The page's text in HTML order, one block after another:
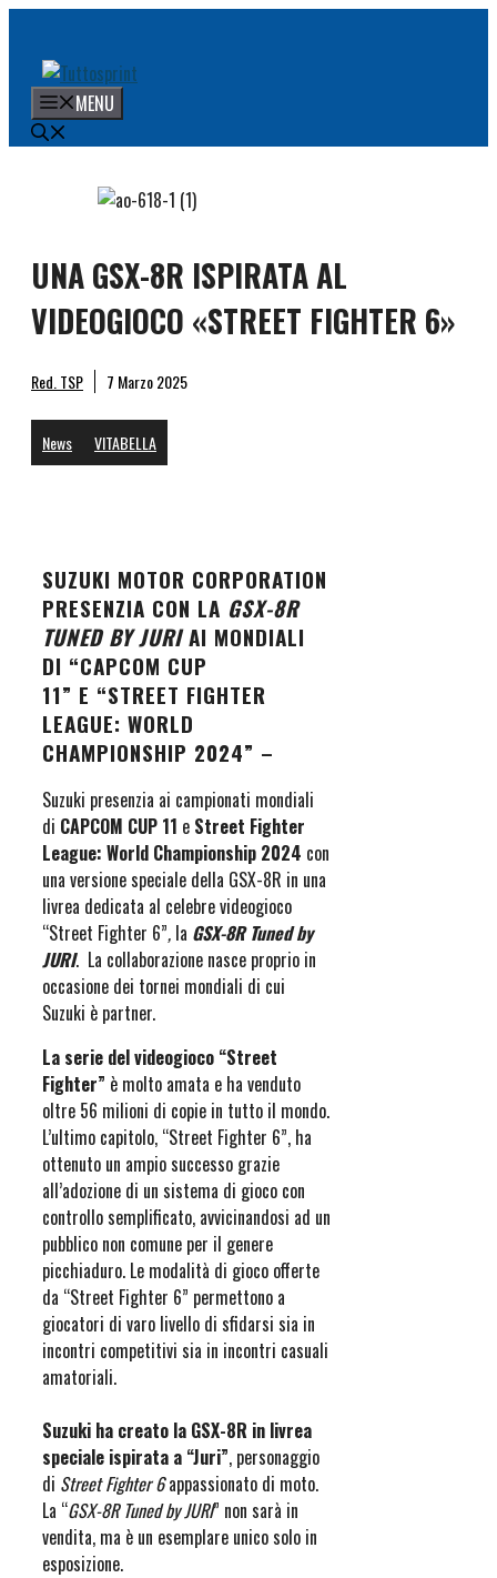
contenuto
MENU
UNA GSX-8R ISPIRATA AL
VIDEOGIOCO «STREET FIGHTER 6»
Red. TSP 7 Marzo 2025
News VITABELLA
SUZUKI MOTOR CORPORATION
PRESENZIA CON LA GSX-8R
TUNED BY JURIAI MONDIALI
DI “CAPCOM CUP
11” E “STREET FIGHTER
LEAGUE: WORLD
CHAMPIONSHIP 2024” –
Suzuki presenzia ai campionati mondiali
di CAPCOM CUP 11 e Street Fighter
League: World Championship 2024 con
una versione speciale della GSX-8R in una
livrea dedicata al celebre videogioco
“Street Fighter 6”, la GSX-8R Tuned by
JURI. La collaborazione nasce proprio in
occasione dei tornei mondiali di cui
Suzuki è partner.
La serie del videogioco “Street
Fighter” è molto amata e ha venduto
oltre 56 milioni di copie in tutto il mondo.
L’ultimo capitolo, “Street Fighter 6”, ha
ottenuto un ampio successo grazie
all’adozione di un sistema di gioco con
controllo semplificato, avvicinandosi ad un
pubblico non comune per il genere
picchiaduro. Le modalità di gioco offerte
da “Street Fighter 6” permettono a
giocatori di varo livello di sfidarsi sia in
incontri competitivi sia in incontri casuali
amatoriali.
Suzuki ha creato la GSX-8R in livrea
speciale ispirata a “Juri”, personaggio
di Street Fighter 6appassionato di moto.
La “GSX-8R Tuned by JURI” non sarà in
vendita, ma è un esemplare unico solo in
esposizione.